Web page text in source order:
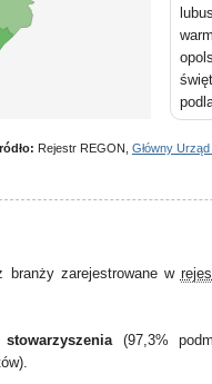
Rejestr REGON, Główny
branży zarejestrowane w
stowarzyszenia(97,3%